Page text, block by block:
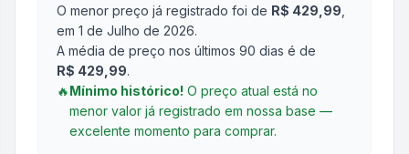
O menor preço já registrado foi de R$ 429,99
em 1 de Julho de 2026.
A média de preço nos últimos 90 dias é de
R$ 429,99.
🔥Mínimo histórico! O preço atual está no
menor valor já registrado em nossa base —
excelente momento para comprar.